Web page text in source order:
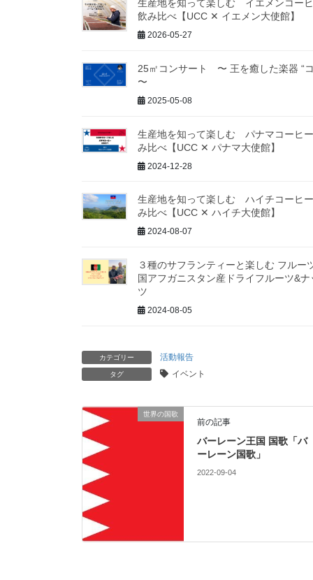
生産地を知って楽しむ イエメンコー
飲み比べ【UCC ✕ イエメン大使館】
2026-05-27
25㎡コンサート 〜 王を癒した楽器 “
〜
2025-05-08
生産地を知って楽しむ パナマコーヒ
み比べ【UCC ✕ パナマ大使館】
2024-12-28
生産地を知って楽しむ ハイチコーヒ
み比べ【UCC ✕ ハイチ大使館】
2024-08-07
３種のサフランティーと楽しむ フルー
国アフガニスタン産ドライフルーツ&ナ
ツ
2024-08-05
カテゴリー 活動報告
タグ イベント
世界の国歌
前の記事
バーレーン王国 国歌「バ
ーレーン国歌」
2022-09-04